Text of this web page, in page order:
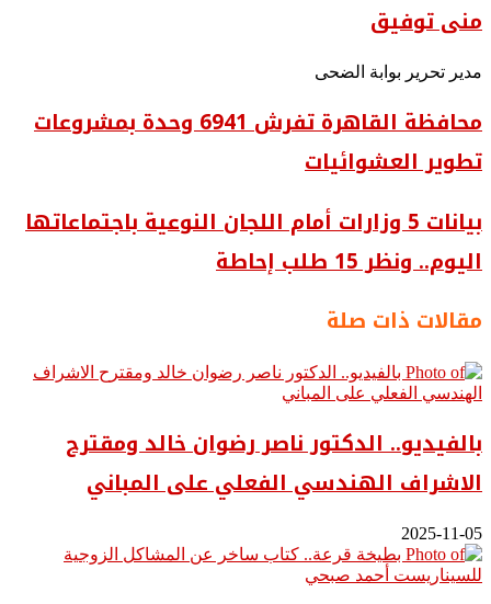
منى توفيق
مدير تحرير بوابة الضحى
محافظة القاهرة تفرش 6941 وحدة بمشروعات
تطوير العشوائيات
بيانات 5 وزارات أمام اللجان النوعية باجتماعاتها
اليوم.. ونظر 15 طلب إحاطة
مقالات ذات صلة
بالفيديو.. ‎الدكتور ناصر رضوان خالد ومقترح
الاشراف الهندسي الفعلي على المباني
2025-11-05